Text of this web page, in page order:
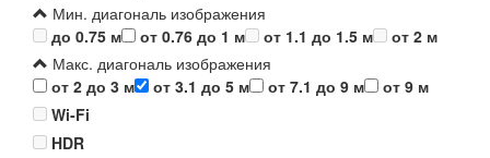
Мин. диагональ изображения
до 0.75 м
от 0.76 до 1 м от 1.1 до 1.5 м
от 2 м
Макс. диагональ изображения
от 2 до 3 м
от 3.1 до 5 м от 7.1 до 9 м
от 9 м
Wi-Fi
HDR